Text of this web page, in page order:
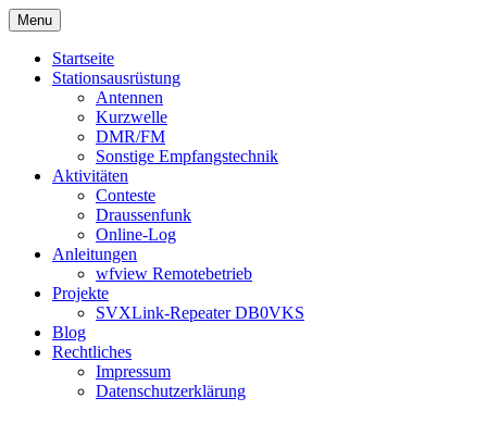
Menu
Startseite
Stationsausrüstung
Antennen
Kurzwelle
DMR/FM
Sonstige Empfangstechnik
Aktivitäten
Conteste
Draussenfunk
Online-Log
Anleitungen
wfview Remotebetrieb
Projekte
SVXLink-Repeater DB0VKS
Blog
Rechtliches
Impressum
Datenschutzerklärung